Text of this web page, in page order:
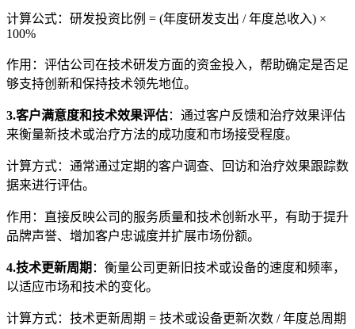
计算公式：研发投资比例 = (年度研发支出 / 年度总收入) ×
100%
作用：评估公司在技术研发方面的资金投入，帮助确定是否足
够支持创新和保持技术领先地位。
3.客户满意度和技术效果评估：通过客户反馈和治疗效果评估
来衡量新技术或治疗方法的成功度和市场接受程度。
计算方式：通常通过定期的客户调查、回访和治疗效果跟踪数
据来进行评估。
作用：直接反映公司的服务质量和技术创新水平，有助于提升
品牌声誉、增加客户忠诚度并扩展市场份额。
4.技术更新周期 ：衡量公司更新旧技术或设备的速度和频率，
以适应市场和技术的变化。
计算方式：技术更新周期 = 技术或设备更新次数 / 年度总周期